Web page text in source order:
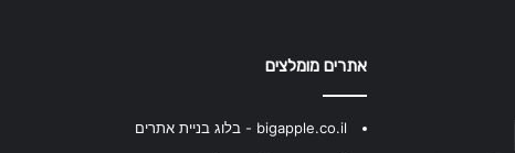
אתרים מומלצים
bigapple.co.il - בלוג בניית אתרים